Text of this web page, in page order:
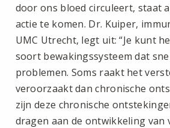
door ons bloed circuleert, staat
actie te komen. Dr. Kuiper,
UMC Utrecht, legt uit: “Je kunt
soort bewakingssysteem dat
problemen. Soms raakt het
veroorzaakt dan chronische
zijn deze chronische
dragen aan de ontwikkeling van